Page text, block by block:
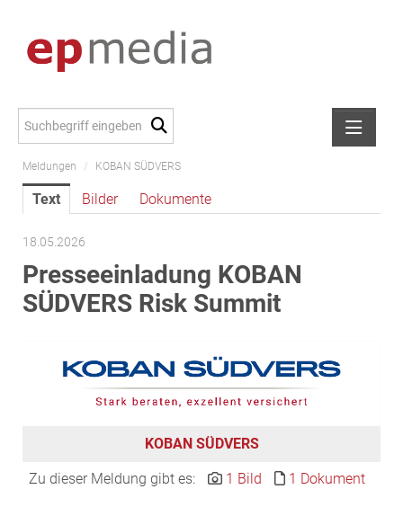
Meldungen
Alexander Peer
amb Development
ATL Immoinvest
AURE Immobilien
CTP Österreich
EDEX Immobilien
ESTINA Immobilien
Meldungen / KOBAN SÜDVERS
Text Bilder Dokumente
18.05.2026
Presseeinladung KOBAN
SÜDVERS Risk Summit
KOBAN SÜDVERS
Zu dieser Meldung gibt es: 1 Bild 1 Dokument